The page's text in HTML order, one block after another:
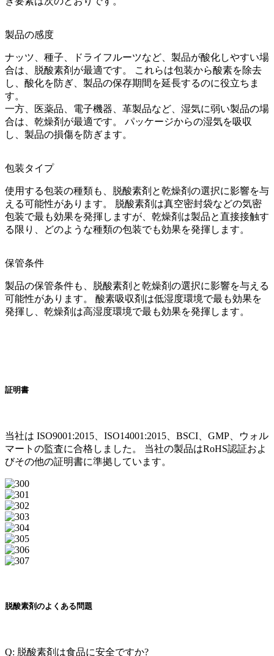
製品の感度
ナッツ、種子、ドライフルーツなど、製品が酸化しやすい場
合は、脱酸素剤が最適です。 これらは包装から酸素を除去
し、酸化を防ぎ、製品の保存期間を延長するのに役立ちま
す。
一方、医薬品、電子機器、革製品など、湿気に弱い製品の場
合は、乾燥剤が最適です。 パッケージからの湿気を吸収
し、製品の損傷を防ぎます。
包装タイプ
使用する包装の種類も、脱酸素剤と乾燥剤の選択に影響を与
える可能性があります。 脱酸素剤は真空密封袋などの気密
包装で最も効果を発揮しますが、乾燥剤は製品と直接接触す
る限り、どのような種類の包装でも効果を発揮します。
保管条件
製品の保管条件も、脱酸素剤と乾燥剤の選択に影響を与える
可能性があります。 酸素吸収剤は低湿度環境で最も効果を
発揮し、乾燥剤は高湿度環境で最も効果を発揮します。
証明書
当社は ISO9001:2015、ISO14001:2015、BSCI、GMP、ウォル
マートの監査に合格しました。 当社の製品はRoHS認証およ
びその他の証明書に準拠しています。
脱酸素剤のよくある問題
Q: 脱酸素剤は食品に安全ですか?